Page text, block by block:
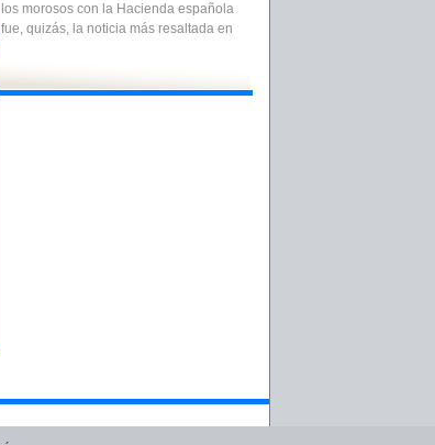
los morosos con la Hacienda española
fue, quizás, la noticia más resaltada en